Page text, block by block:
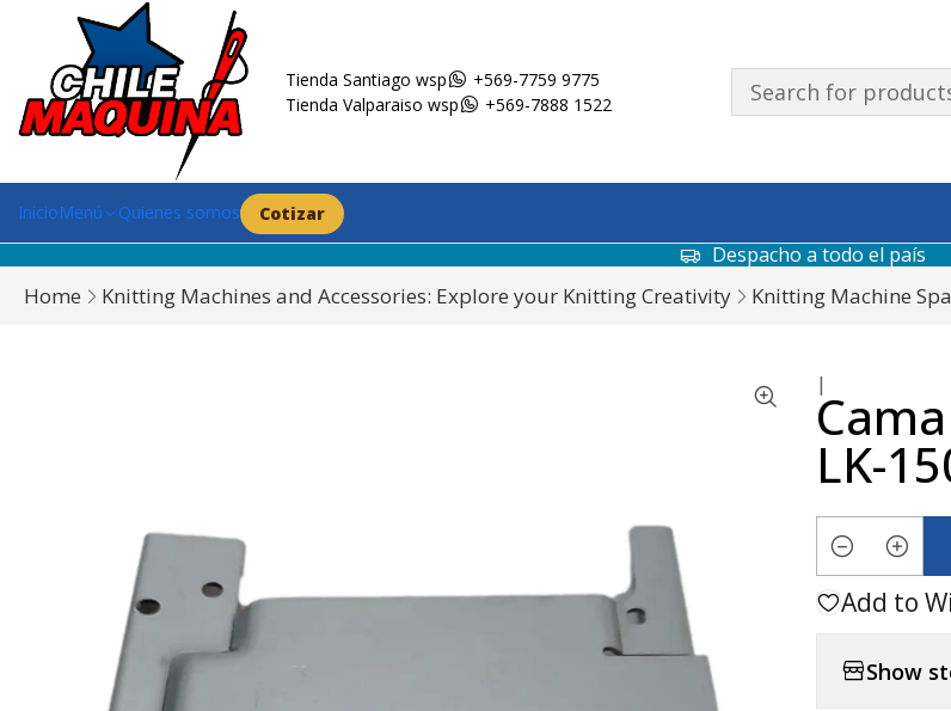
Tienda Santiago wsp
+569-7759 9775
Tienda Valparaiso wsp
+569-7888 1522
InicioMenú Quienes somos Cotizar
Despacho a todo el país
Home Knitting Machines and Accessories: Explore your Knitting Creativity Knitting Machine
|
LK-
Quantity
Add to
Show